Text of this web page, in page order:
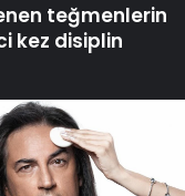
teğmenlerin
kez disiplin